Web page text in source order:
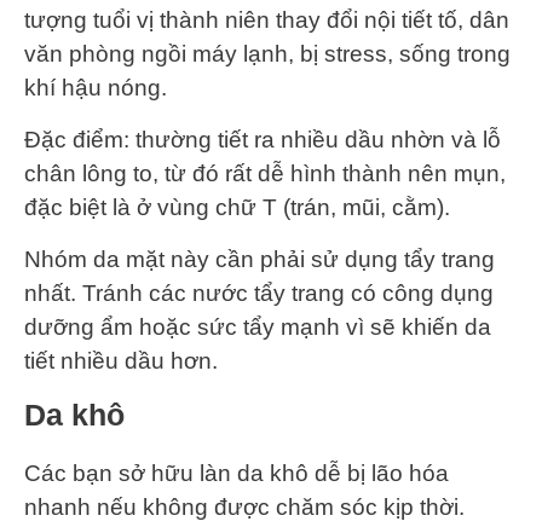
tượng tuổi vị thành niên thay đổi nội tiết tố, dân
văn phòng ngồi máy lạnh, bị stress, sống trong
khí hậu nóng.
Đặc điểm: thường tiết ra nhiều dầu nhờn và lỗ
chân lông to, từ đó rất dễ hình thành nên mụn,
đặc biệt là ở vùng chữ T (trán, mũi, cằm).
Nhóm da mặt này cần phải sử dụng tẩy trang
nhất. Tránh các nước tẩy trang có công dụng
dưỡng ẩm hoặc sức tẩy mạnh vì sẽ khiến da
tiết nhiều dầu hơn.
Da khô
Các bạn sở hữu làn da khô dễ bị lão hóa
nhanh nếu không được chăm sóc kịp thời.